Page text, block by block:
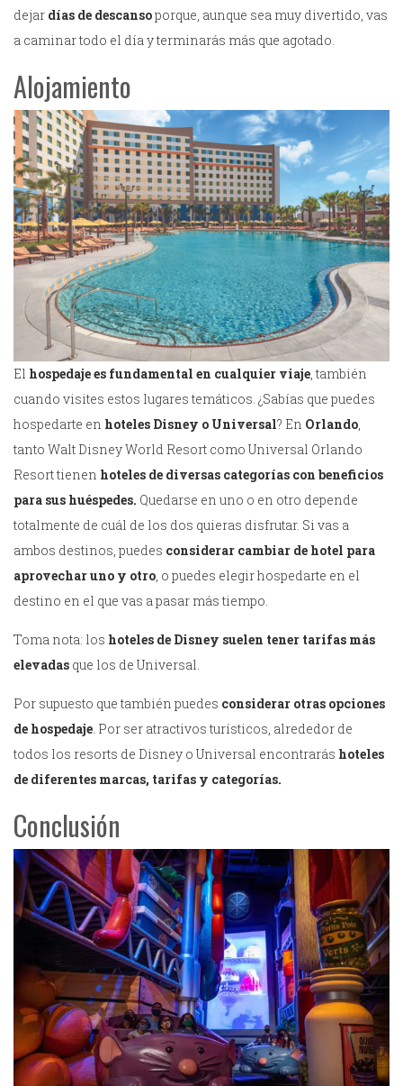
dejar días de descansoporque, aunque sea muy divertido, vas
a caminar todo el día y terminarás más que agotado.
Alojamiento
El hospedaje es fundamental en cualquier viaje, también
cuando visites estos lugares temáticos. ¿Sabías que puedes
hospedarte en hoteles Disney o Universal? En Orlando,
tanto Walt Disney World Resort como Universal Orlando
Resort tienen hoteles de diversas categorías con beneficios
para sus huéspedes. Quedarse en uno o en otro depende
totalmente de cuál de los dos quieras disfrutar. Si vas a
ambos destinos, puedes considerar cambiar de hotel para
aprovechar uno y otro, o puedes elegir hospedarte en el
destino en el que vas a pasar más tiempo.
Toma nota: los hoteles de Disney suelen tener tarifas más
elevadas que los de Universal.
Por supuesto que también puedes considerar otras opciones
de hospedaje. Por ser atractivos turísticos, alrededor de
todos los resorts de Disney o Universal encontrarás hoteles
de diferentes marcas, tarifas y categorías.
Conclusión